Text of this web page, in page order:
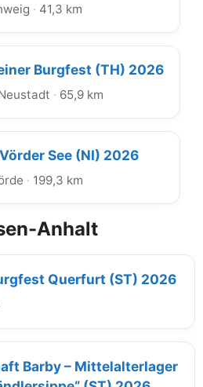
· 41,3 km
Burgfest (TH) 2026
· 65,9 km
See (NI) 2026
· 199,3 km
Anhalt
Querfurt (ST) 2026
Barby – Mittelalterlager